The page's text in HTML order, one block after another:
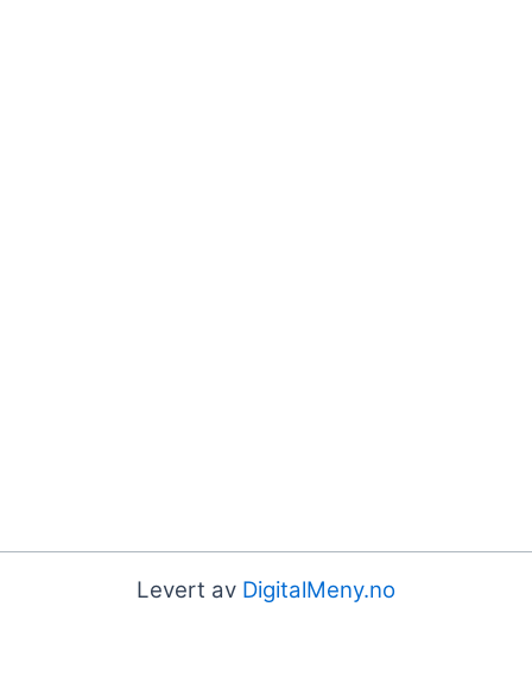
Levert av DigitalMeny.no